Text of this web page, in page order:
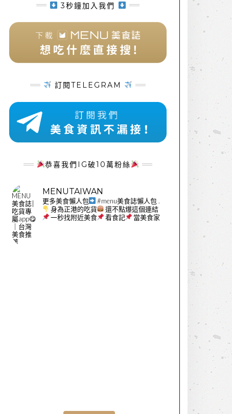
3秒鐘加入我們
訂閱TELEGRAM
恭喜我們IG破10萬粉絲
MENUTAIWAN
更多美食懶人包 #menu美食誌懶人包 .
身為正港的吃貨
還不點爆這個連結
一秒找附近美食
看食記 當美食家